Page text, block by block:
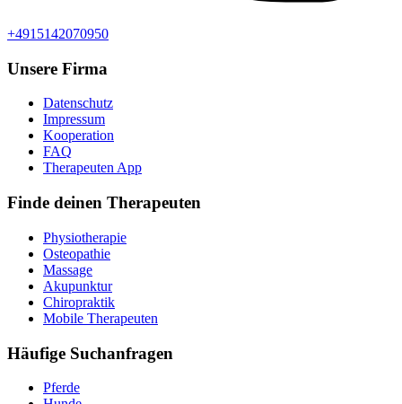
+4915142070950
Unsere Firma
Datenschutz
Impressum
Kooperation
FAQ
Therapeuten App
Finde deinen Therapeuten
Physiotherapie
Osteopathie
Massage
Akupunktur
Chiropraktik
Mobile Therapeuten
Häufige Suchanfragen
Pferde